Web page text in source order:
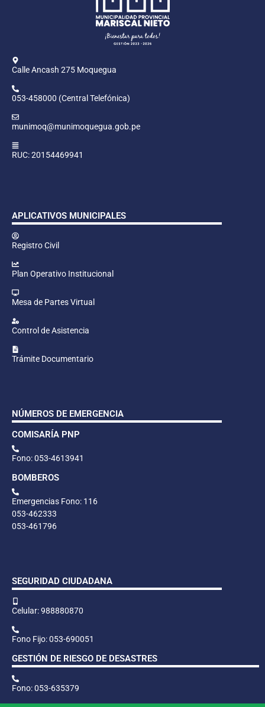
Calle Ancash 275 Moquegua
053-458000 (Central Telefónica)
munimoq@munimoquegua.gob.pe
RUC: 20154469941
APLICATIVOS MUNICIPALES
Registro Civil
Plan Operativo Institucional
Mesa de Partes Virtual
Control de Asistencia
Trámite Documentario
NÚMEROS DE EMERGENCIA
COMISARÍA PNP
Fono: 053-4613941
BOMBEROS
Emergencias Fono: 116
053-462333
053-461796
SEGURIDAD CIUDADANA
Celular: 988880870
Fono Fijo: 053-690051
GESTIÓN DE RIESGO DE DESASTRES
Fono: 053-635379